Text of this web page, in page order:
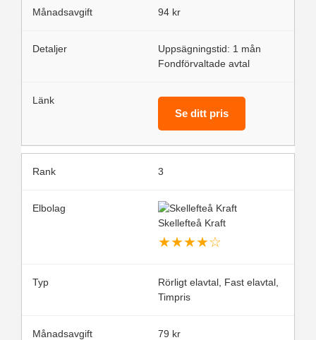
94 kr
Uppsägningstid: 1 mån
Fondförvaltade avtal
Se ditt pris
3
Skellefteå Kraft
★★★★☆
Rörligt elavtal, Fast elavtal,
Timpris
79 kr